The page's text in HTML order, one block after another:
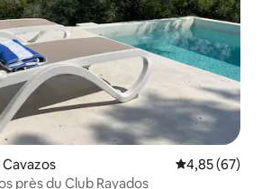
Évaluation
4,85 (67)
près du Club Rayados